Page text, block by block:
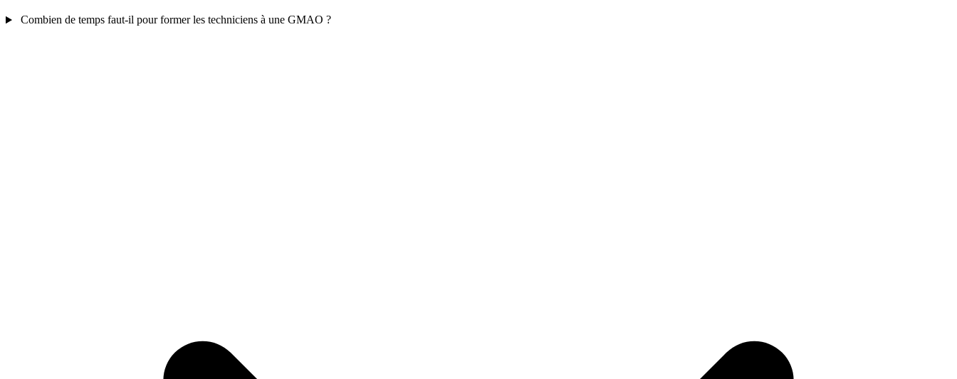
Combien de temps faut-il pour former les techniciens à une GMAO ?